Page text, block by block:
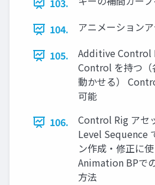
103.
104.
アニメーション
105.
Additive Control
Control を持つ（
動かせる）
可能
106.
Control Rig アセ
Level Sequence
ン作成・修正に
Animation BPで
方法